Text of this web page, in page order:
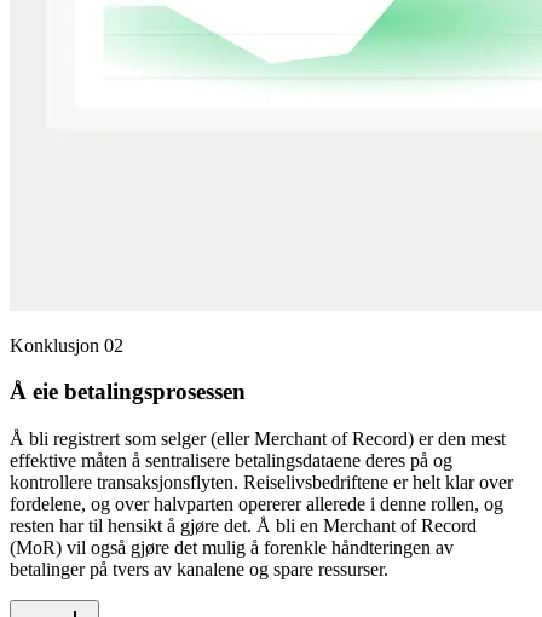
Konklusjon 02
Å eie betalingsprosessen
Å bli registrert som selger (eller Merchant of Record) er den mest
effektive måten å sentralisere betalingsdataene deres på og
kontrollere transaksjonsflyten. Reiselivsbedriftene er helt klar over
fordelene, og over halvparten opererer allerede i denne rollen, og
resten har til hensikt å gjøre det. Å bli en Merchant of Record
(MoR) vil også gjøre det mulig å forenkle håndteringen av
betalinger på tvers av kanalene og spare ressurser.